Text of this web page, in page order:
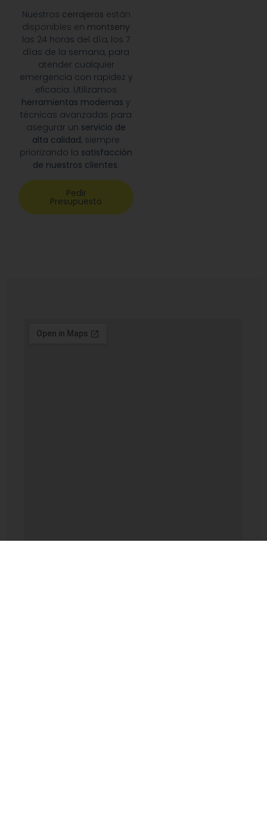
Nuestros cerrajeros están
disponibles en montseny
las 24 horas del día, los 7
días de la semana, para
atender cualquier
emergencia con rapidez y
eficacia. Utilizamos
herramientas modernas y
técnicas avanzadas para
asegurar un servicio de
alta calidad, siempre
priorizando la satisfacción
de nuestros clientes.
Pedir
Presupuesto